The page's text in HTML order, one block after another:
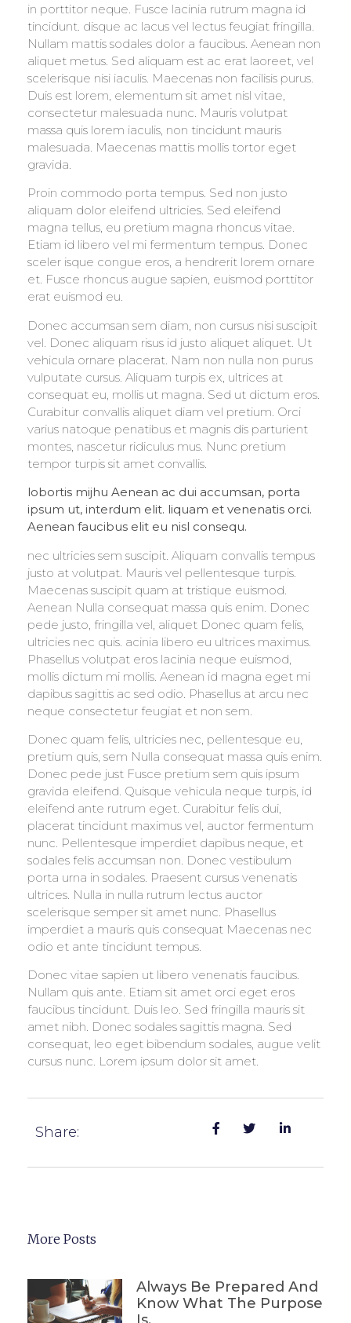
in porttitor neque. Fusce lacinia rutrum magna id
tincidunt. disque ac lacus vel lectus feugiat fringilla.
Nullam mattis sodales dolor a faucibus. Aenean non
aliquet metus. Sed aliquam est ac erat laoreet, vel
scelerisque nisi iaculis. Maecenas non facilisis purus.
Duis est lorem, elementum sit amet nisl vitae,
consectetur malesuada nunc. Mauris volutpat
massa quis lorem iaculis, non tincidunt mauris
malesuada. Maecenas mattis mollis tortor eget
gravida.
Proin commodo porta tempus. Sed non justo
aliquam dolor eleifend ultricies. Sed eleifend
magna tellus, eu pretium magna rhoncus vitae.
Etiam id libero vel mi fermentum tempus. Donec
sceler isque congue eros, a hendrerit lorem ornare
et. Fusce rhoncus augue sapien, euismod porttitor
erat euismod eu.
Donec accumsan sem diam, non cursus nisi suscipit
vel. Donec aliquam risus id justo aliquet aliquet. Ut
vehicula ornare placerat. Nam non nulla non purus
vulputate cursus. Aliquam turpis ex, ultrices at
consequat eu, mollis ut magna. Sed ut dictum eros.
Curabitur convallis aliquet diam vel pretium. Orci
varius natoque penatibus et magnis dis parturient
montes, nascetur ridiculus mus. Nunc pretium
tempor turpis sit amet convallis.
lobortis mijhu Aenean ac dui accumsan, porta
ipsum ut, interdum elit. liquam et venenatis orci.
Aenean faucibus elit eu nisl consequ.
nec ultricies sem suscipit. Aliquam convallis tempus
justo at volutpat. Mauris vel pellentesque turpis.
Maecenas suscipit quam at tristique euismod.
Aenean Nulla consequat massa quis enim. Donec
pede justo, fringilla vel, aliquet Donec quam felis,
ultricies nec quis. acinia libero eu ultrices maximus.
Phasellus volutpat eros lacinia neque euismod,
mollis dictum mi mollis. Aenean id magna eget mi
dapibus sagittis ac sed odio. Phasellus at arcu nec
neque consectetur feugiat et non sem.
Donec quam felis, ultricies nec, pellentesque eu,
pretium quis, sem Nulla consequat massa quis enim.
Donec pede just Fusce pretium sem quis ipsum
gravida eleifend. Quisque vehicula neque turpis, id
eleifend ante rutrum eget. Curabitur felis dui,
placerat tincidunt maximus vel, auctor fermentum
nunc. Pellentesque imperdiet dapibus neque, et
sodales felis accumsan non. Donec vestibulum
porta urna in sodales. Praesent cursus venenatis
ultrices. Nulla in nulla rutrum lectus auctor
scelerisque semper sit amet nunc. Phasellus
imperdiet a mauris quis consequat Maecenas nec
odio et ante tincidunt tempus.
Donec vitae sapien ut libero venenatis faucibus.
Nullam quis ante. Etiam sit amet orci eget eros
faucibus tincidunt. Duis leo. Sed fringilla mauris sit
amet nibh. Donec sodales sagittis magna. Sed
consequat, leo eget bibendum sodales, augue velit
cursus nunc. Lorem ipsum dolor sit amet.
Share:
More Posts
Always Be Prepared And
Know What The Purpose